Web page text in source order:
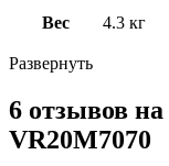
Вес 4.3 кг
Развернуть
6 отзывов на
VR20M7070